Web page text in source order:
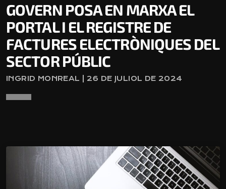
GOVERN POSA EN MARXA EL
PORTAL I EL REGISTRE DE
FACTURES ELECTRÒNIQUES DEL
SECTOR PÚBLIC
INGRID MONREAL | 26 DE JULIOL DE 2024